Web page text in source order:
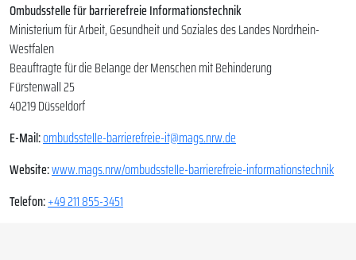
Ombudsstelle für barrierefreie Informationstechnik
Ministerium für Arbeit, Gesundheit und Soziales des Landes Nordrhein-
Westfalen
Beauftragte für die Belange der Menschen mit Behinderung
Fürstenwall 25
40219 Düsseldorf
E-Mail:ombudsstelle-barrierefreie-it@mags.nrw.de
Website:www.mags.nrw/ombudsstelle-barrierefreie-informationstechnik
Telefon:+49 211 855-3451